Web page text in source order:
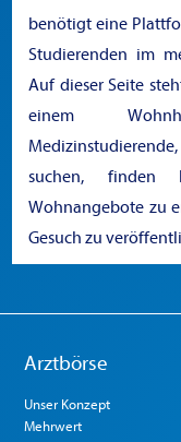
benötigt eine
Studierenden im
Auf dieser Seite
einem
suchen, finden
Wohnangebote zu
Gesuch zu
Arztbörse
Unser Konzept
Mehrwert